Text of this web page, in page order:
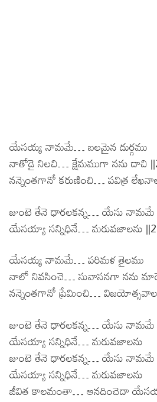
యేసయ్య నామమే… బలమైన దుర్గము
నాతోడై నిలచి… క్షేమముగా నను దాచి
నన్నెంతగానో కరుణించి… పవిత్ర
జుంటె తేనె ధారలకన్న… యేసు నామమే
యేసయ్యా సన్నిధినే… మరువజాలను
యేసయ్య నామమే… పరిమళ తైలము
నాలో నివసించె… సువాసనగా నను
నన్నెంతగానో ప్రేమించి…
జుంటె తేనె ధారలకన్న… యేసు నామమే
యేసయ్యా సన్నిధినే… మరువజాలను
జుంటె తేనె ధారలకన్న… యేసు నామమే
యేసయ్యా సన్నిధినే… మరువజాలను
జీవిత కాలమంతా… ఆనదించెదా